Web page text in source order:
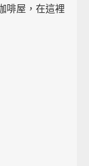
啡屋，在這裡